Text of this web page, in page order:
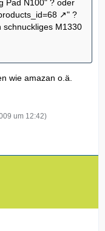
Pad N100" ? oder
" ?
M1330
wie amazan o.ä.
um 12:42)